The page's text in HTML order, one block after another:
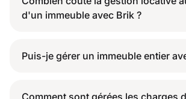
d'un immeuble avec Brik ?
Puis-je gérer un immeuble entier
Comment sont gérées les charges